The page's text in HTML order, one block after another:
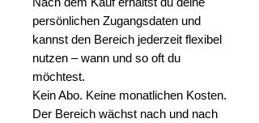
persönlichen Zugangsdaten und
kannst den Bereich jederzeit flexibel
nutzen – wann und so oft du
möchtest.
Kein Abo. Keine monatlichen Kosten.
Der Bereich wächst nach und nach